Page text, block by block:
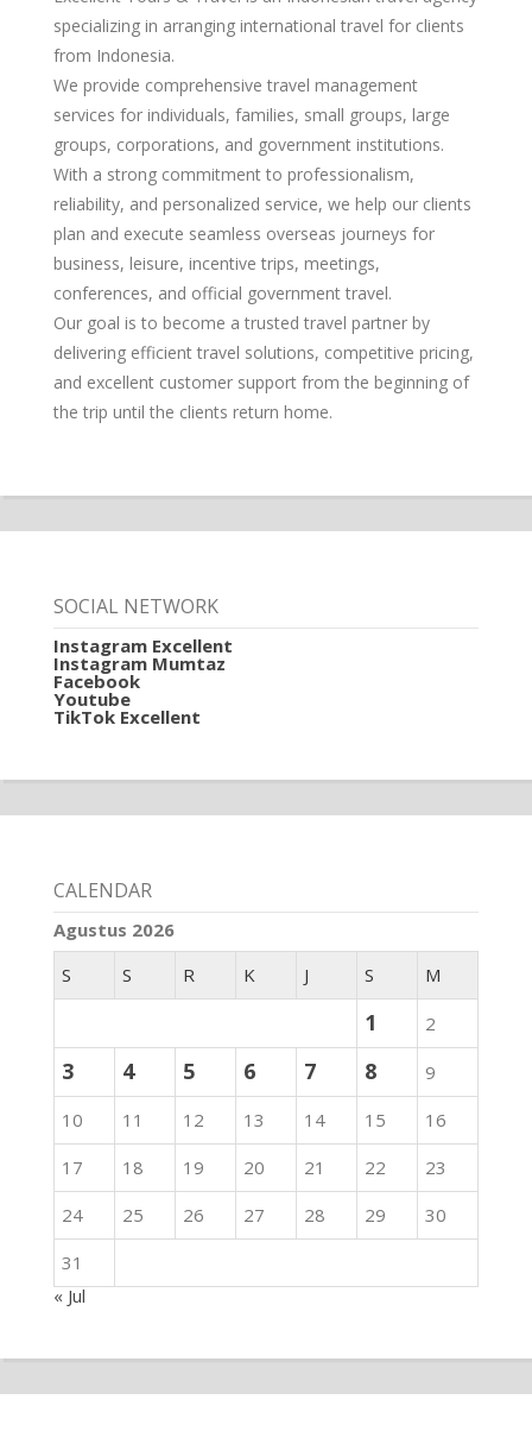
specializing in arranging international travel for clients
from Indonesia.
We provide comprehensive travel management
services for individuals, families, small groups, large
groups, corporations, and government institutions.
With a strong commitment to professionalism,
reliability, and personalized service, we help our clients
plan and execute seamless overseas journeys for
business, leisure, incentive trips, meetings,
conferences, and official government travel.
Our goal is to become a trusted travel partner by
delivering efficient travel solutions, competitive pricing,
and excellent customer support from the beginning of
the trip until the clients return home.
SOCIAL NETWORK
Instagram Excellent
Instagram Mumtaz
Facebook
Youtube
TikTok Excellent
CALENDAR
Agustus 2026
S
S R K J S M
1 2
3 4 5 6 7 8
9
10
11 12 13 14 15
16
17
18 19 20 21 22
23
24
25 26 27 28 29
30
31
« Jul